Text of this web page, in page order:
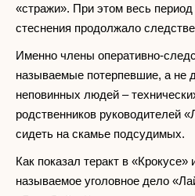
«стражи». При этом весь
стеснения продолжало
Именно члены оперативно-
называемые потерпевшие, а не
неповинных людей –
родственников руководителей
сидеть на скамье подсудимых.
Как показал теракт в «Крокусе»
называемое уголовное дело